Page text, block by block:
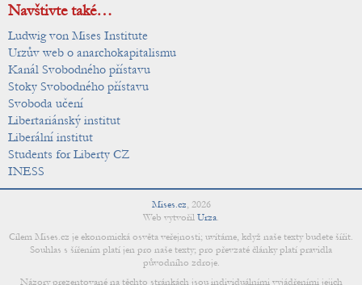
Navštivte také…
Ludwig von Mises Institute
Urzův web o anarchokapitalismu
Kanál Svobodného přístavu
Stoky Svobodného přístavu
Svoboda učení
Libertariánský institut
Liberální institut
Students for Liberty CZ
INESS
Mises.cz, 2026
Web vytvořil Urza.
Cílem Mises.cz je ekonomická osvěta veřejnosti; uvítáme, když naše texty budete šířit.
Souhlas s šířením platí jen pro naše texty; pro převzaté články platí pravidla
původního zdroje.
Názory prezentované na těchto stránkách jsou individuálními vyjádřeními jejich